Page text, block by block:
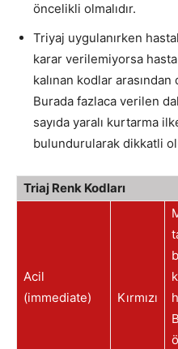
öncelikli olmalıdır.
Triyaj uygulanırken
karar verilemiyorsa
kalınan kodlar
Burada fazlaca verilen
sayıda yaralı kurtarma
bulundurularak dikkatli
Triaj Renk Kodları
Acil
(immediate)
Kırmızı